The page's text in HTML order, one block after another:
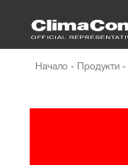
Начало - Продукти -